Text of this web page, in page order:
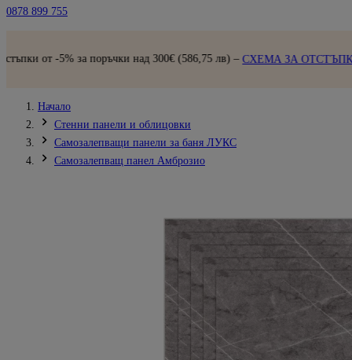
0878 899 755
над 300€ (586,75 лв) –СХЕМА ЗА ОТСТЪПКИ
Начало
Стенни панели и облицовки
Самозалепващи панели за баня ЛУКС
Самозалепващ панел Амброзио